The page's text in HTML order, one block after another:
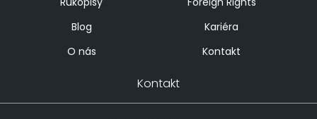
Blog
Kariéra
O nás
Kontakt
Kontakt